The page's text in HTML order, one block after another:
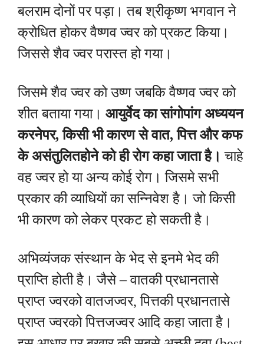
बलराम दोनों पर पड़ा। तब श्रीकृष्ण भगवान ने
क्रोधित होकर वैष्णव ज्वर को प्रकट किया।
जिससे शैव ज्वर परास्त हो गया।
जिसमे शैव ज्वर को उष्ण जबकि वैष्णव ज्वर को
शीत बताया गया। आयुर्वेद का सांगोपांग अध्ययन
करनेपर, किसी भी कारण से वात, पित्त और कफ
के असंतुलितहोने को ही रोग कहा जाता है। चाहे
वह ज्वर हो या अन्य कोई रोग। जिसमे सभी
प्रकार की व्याधियों का सन्निवेश है। जो किसी
भी कारण को लेकर प्रकट हो सकती है।
अभिव्यंजक संस्थान के भेद से इनमे भेद की
प्राप्ति होती है। जैसे – वातकी प्रधानतासे
प्राप्त ज्वरको वातजज्वर, पित्तकी प्रधानतासे
प्राप्त ज्वरको पित्तजज्वर आदि कहा जाता है।